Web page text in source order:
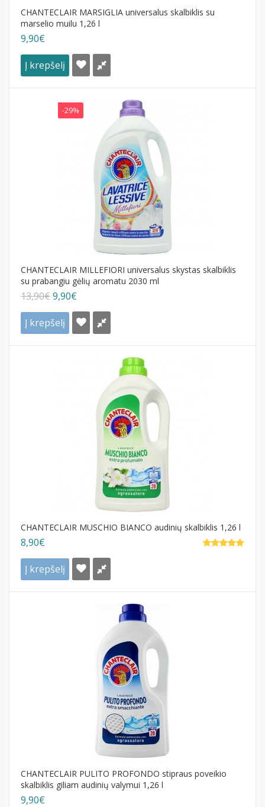
CHANTECLAIR MARSIGLIA universalus skalbiklis su
marselio muilu 1,26 l
9,90€
Į krepšelį
-29%
CHANTECLAIR MILLEFIORI universalus skystas skalbiklis
su prabangiu gėlių aromatu 2030 ml
13,90€9,90€
Į krepšelį
CHANTECLAIR MUSCHIO BIANCO audinių skalbiklis 1,26 l
8,90€
Į krepšelį
CHANTECLAIR PULITO PROFONDO stipraus poveikio
skalbiklis giliam audinių valymui 1,26 l
9,90€